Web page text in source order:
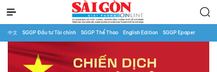
中文 SGGP Đầu tư Tài chính SGGP Thể Thao English Edition SGGP Epaper